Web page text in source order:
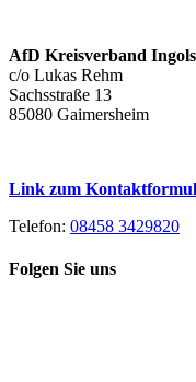
AfD Kreisverband
c/o Lukas Rehm
Sachsstraße 13
85080 Gaimersheim
Link zum
Telefon: 08458 3429820
Folgen Sie uns